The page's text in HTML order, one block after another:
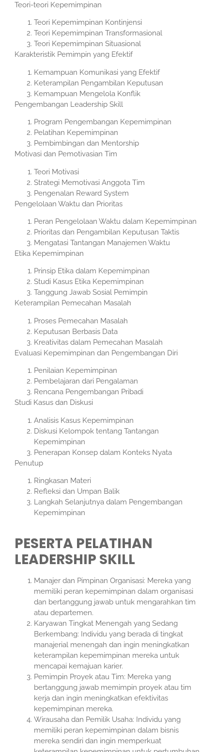
Teori-teori Kepemimpinan
Teori Kepemimpinan Kontinjensi
Teori Kepemimpinan Transformasional
Teori Kepemimpinan Situasional
Karakteristik Pemimpin yang Efektif
Kemampuan Komunikasi yang Efektif
Keterampilan Pengambilan Keputusan
Kemampuan Mengelola Konflik
Pengembangan Leadership Skill
Program Pengembangan Kepemimpinan
Pelatihan Kepemimpinan
Pembimbingan dan Mentorship
Motivasi dan Pemotivasian Tim
Teori Motivasi
Strategi Memotivasi Anggota Tim
Pengenalan Reward System
Pengelolaan Waktu dan Prioritas
Peran Pengelolaan Waktu dalam Kepemimpinan
Prioritas dan Pengambilan Keputusan Taktis
Mengatasi Tantangan Manajemen Waktu
Etika Kepemimpinan
Prinsip Etika dalam Kepemimpinan
Studi Kasus Etika Kepemimpinan
Tanggung Jawab Sosial Pemimpin
Keterampilan Pemecahan Masalah
Proses Pemecahan Masalah
Keputusan Berbasis Data
Kreativitas dalam Pemecahan Masalah
Evaluasi Kepemimpinan dan Pengembangan Diri
Penilaian Kepemimpinan
Pembelajaran dari Pengalaman
Rencana Pengembangan Pribadi
Studi Kasus dan Diskusi
Analisis Kasus Kepemimpinan
Diskusi Kelompok tentang Tantangan
Kepemimpinan
Penerapan Konsep dalam Konteks Nyata
Penutup
Ringkasan Materi
Refleksi dan Umpan Balik
Langkah Selanjutnya dalam Pengembangan
Kepemimpinan
PESERTA PELATIHAN
LEADERSHIP SKILL
Manajer dan Pimpinan Organisasi: Mereka yang
memiliki peran kepemimpinan dalam organisasi
dan bertanggung jawab untuk mengarahkan tim
atau departemen.
Karyawan Tingkat Menengah yang Sedang
Berkembang: Individu yang berada di tingkat
manajerial menengah dan ingin meningkatkan
keterampilan kepemimpinan mereka untuk
mencapai kemajuan karier.
Pemimpin Proyek atau Tim: Mereka yang
bertanggung jawab memimpin proyek atau tim
kerja dan ingin meningkatkan efektivitas
kepemimpinan mereka.
Wirausaha dan Pemilik Usaha: Individu yang
memiliki peran kepemimpinan dalam bisnis
mereka sendiri dan ingin memperkuat